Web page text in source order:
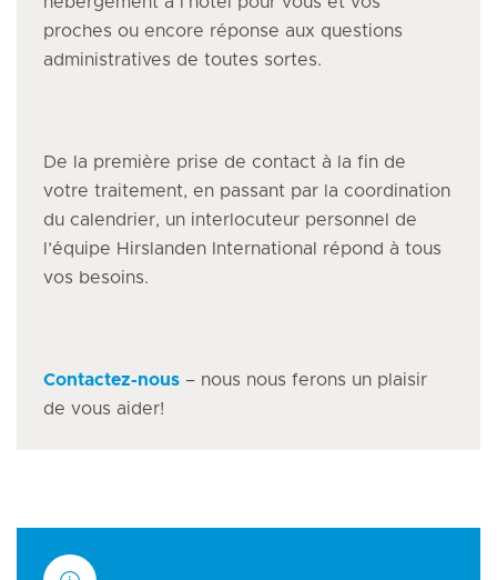
proches ou encore réponse aux questions
administratives de toutes sortes.
De la première prise de contact à la fin de
votre traitement, en passant par la coordination
du calendrier, un interlocuteur personnel de
l’équipe Hirslanden International répond à tous
vos besoins.
Contactez-nous – nous nous ferons un plaisir
de vous aider!